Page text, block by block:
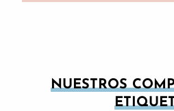
NUESTROS